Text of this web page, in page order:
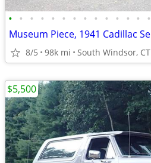
• • • • • • • • • • • • • •
8/5 98k mi South Windsor, CT
$5,500